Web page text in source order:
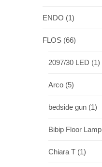
ENDO (1)
FLOS (66)
2097/30 LED (1)
Arco (5)
bedside gun (1)
Bibip Floor Lamp
Chiara T (1)